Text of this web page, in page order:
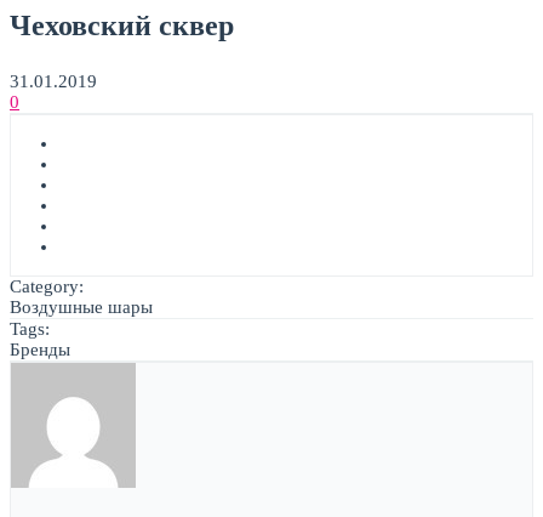
Чеховский сквер
31.01.2019
0
Category:
Воздушные шары
Tags:
Бренды